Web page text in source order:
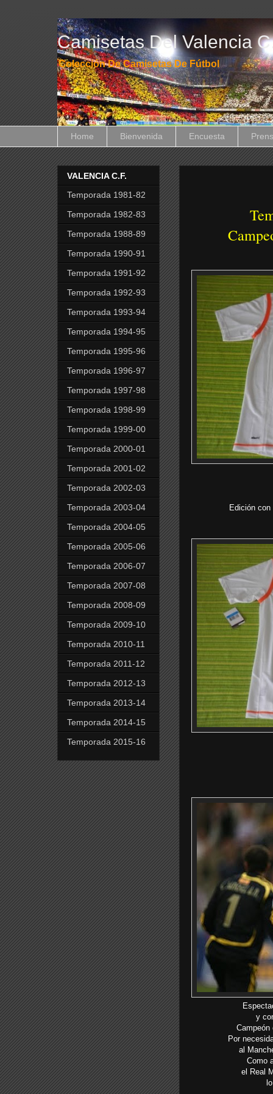
Camisetas Del Valencia
Colección De Camisetas De Fútbol
Home Bienvenida Encuesta
Edición
y
Campeón
Por
al
Como
el Real
VALENCIA C.F.
Temporada 1981-82
Temporada 1982-83
Temporada 1988-89
Temporada 1990-91
Temporada 1991-92
Temporada 1992-93
Temporada 1993-94
Temporada 1994-95
Temporada 1995-96
Temporada 1996-97
Temporada 1997-98
Temporada 1998-99
Temporada 1999-00
Temporada 2000-01
Temporada 2001-02
Temporada 2002-03
Temporada 2003-04
Temporada 2004-05
Temporada 2005-06
Temporada 2006-07
Temporada 2007-08
Temporada 2008-09
Temporada 2009-10
Temporada 2010-11
Temporada 2011-12
Temporada 2012-13
Temporada 2013-14
Temporada 2014-15
Temporada 2015-16